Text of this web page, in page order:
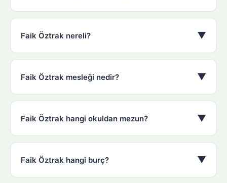
Faik Öztrak nereli? ▼
Faik Öztrak mesleği nedir? ▼
Faik Öztrak hangi okuldan mezun? ▼
Faik Öztrak hangi burç? ▼